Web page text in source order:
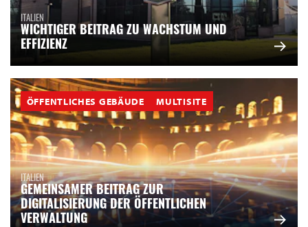
ITALIEN
WICHTIGER BEITRAG ZU WACHSTUM UND
EFFIZIENZ
ÖFFENTLICHES GEBÄUDE MULTISITE
ITALIEN
GEMEINSAMER BEITRAG ZUR
DIGITALISIERUNG DER ÖFFENTLICHEN
VERWALTUNG